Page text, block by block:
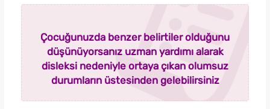
Çocuğunuzda benzer belirtiler olduğunu
düşünüyorsanız uzman yardımı alarak
disleksi nedeniyle ortaya çıkan olumsuz
durumların üstesinden gelebilirsiniz